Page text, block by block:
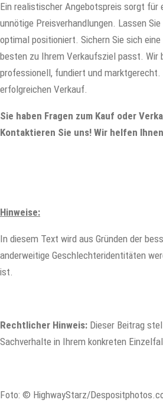
Ein realistischer Angebotspreis sorgt für
unnötige Preisverhandlungen. Lassen
optimal positioniert. Sichern Sie sich
besten zu Ihrem Verkaufsziel passt. Wir
professionell, fundiert und
erfolgreichen Verkauf.
Sie haben Fragen zum Kauf oder
Kontaktieren Sie uns! Wir helfen
Hinweise:
In diesem Text wird aus Gründen der
anderweitige Geschlechteridentitäten
ist.
Rechtlicher Hinweis: Dieser Beitrag
Sachverhalte in Ihrem konkreten
Foto: © HighwayStarz/